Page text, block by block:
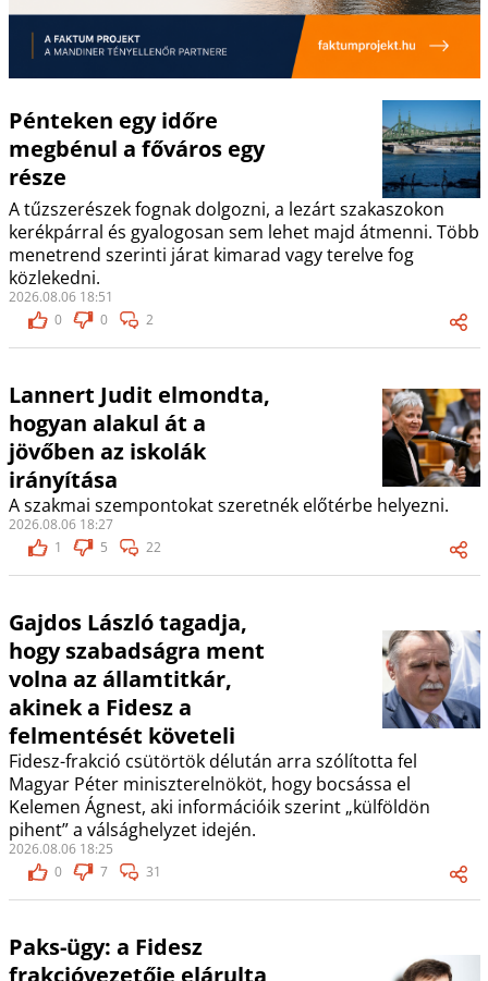
Pénteken egy időre
megbénul a főváros egy
része
A tűzszerészek fognak dolgozni, a lezárt szakaszokon
kerékpárral és gyalogosan sem lehet majd átmenni. Több
menetrend szerinti járat kimarad vagy terelve fog
közlekedni.
2026.08.06 18:51
0
0 2
Lannert Judit elmondta,
hogyan alakul át a
jövőben az iskolák
irányítása
A szakmai szempontokat szeretnék előtérbe helyezni.
2026.08.06 18:27
1
5 22
Gajdos László tagadja,
hogy szabadságra ment
volna az államtitkár,
akinek a Fidesz a
felmentését követeli
Fidesz-frakció csütörtök délután arra szólította fel
Magyar Péter miniszterelnököt, hogy bocsássa el
Kelemen Ágnest, aki információik szerint „külföldön
pihent” a válsághelyzet idején.
2026.08.06 18:25
0
7 31
Paks-ügy: a Fidesz